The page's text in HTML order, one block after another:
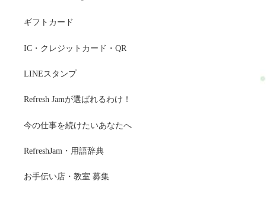
ギフトカード
IC・クレジットカード・QR
LINEスタンプ
Refresh Jamが選ばれるわけ！
今の仕事を続けたいあなたへ
RefreshJam・用語辞典
お手伝い店・教室 募集